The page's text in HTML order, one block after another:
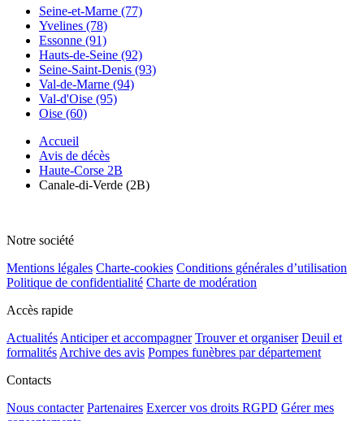
Seine-et-Marne (77)
Yvelines (78)
Essonne (91)
Hauts-de-Seine (92)
Seine-Saint-Denis (93)
Val-de-Marne (94)
Val-d'Oise (95)
Oise (60)
Accueil
Avis de décès
Haute-Corse 2B
Canale-di-Verde (2B)
Notre société
Mentions légales Charte-cookies Conditions générales d’utilisation
Politique de confidentialité Charte de modération
Accès rapide
Actualités Anticiper et accompagner Trouver et organiser Deuil et
formalités Archive des avis Pompes funèbres par département
Contacts
Nous contacter Partenaires Exercer vos droits RGPD Gérer mes